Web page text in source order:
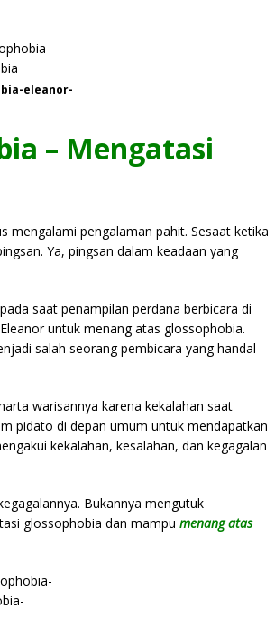
eleanor-
– Mengatasi
mengalami pengalaman pahit. Sesaat ketika
Ya, pingsan dalam keadaan yang
saat penampilan perdana berbicara di
untuk menang atas glossophobia.
salah seorang pembicara yang handal
warisannya karena kekalahan saat
pidato di depan umum untuk mendapatkan
kekalahan, kesalahan, dan kegagalan
Bukannya mengutuk
glossophobia dan mampu menang atas